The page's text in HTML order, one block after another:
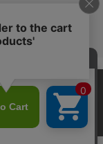
示
採用情報
ト
インナップでご紹介！
ーカー直営ストア
ッ
い
承諾する
をカートに入れました